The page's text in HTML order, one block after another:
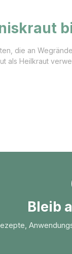
die an
als Heilkraut
Bleib